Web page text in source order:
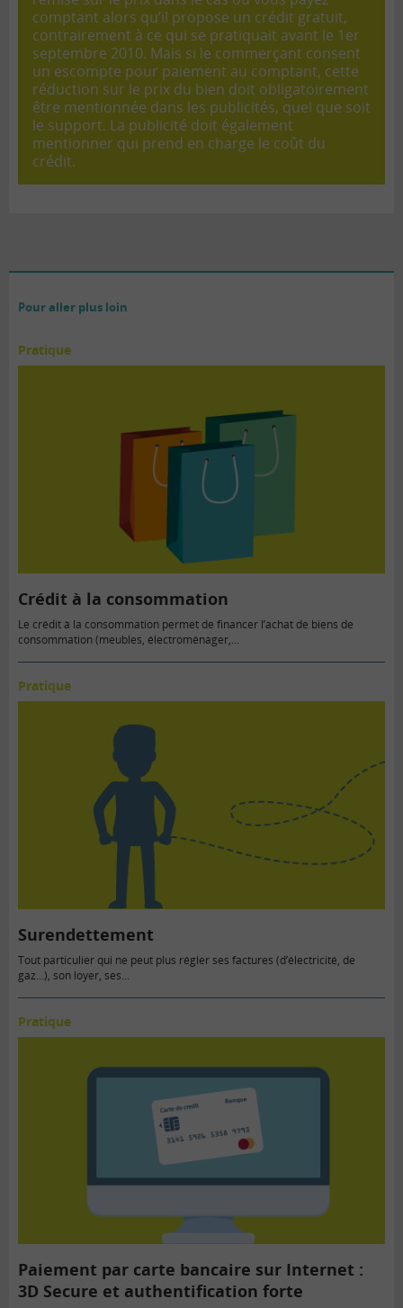
comptant alors qu’il propose un crédit gratuit,
contrairement à ce qui se pratiquait avant le 1er
septembre 2010. Mais si le commerçant consent
un escompte pour paiement au comptant, cette
réduction sur le prix du bien doit obligatoirement
être mentionnée dans les publicités, quel que soit
le support. La publicité doit également
mentionner qui prend en charge le coût du
crédit.
Pour aller plus loin
Pratique
Crédit à la consommation
Le crédit à la consommation permet de financer l’achat de biens de
consommation (meubles, électroménager,...
Pratique
Surendettement
Tout particulier qui ne peut plus régler ses factures (d’électricité, de
gaz…), son loyer, ses...
Pratique
Paiement par carte bancaire sur Internet :
3D Secure et authentification forte